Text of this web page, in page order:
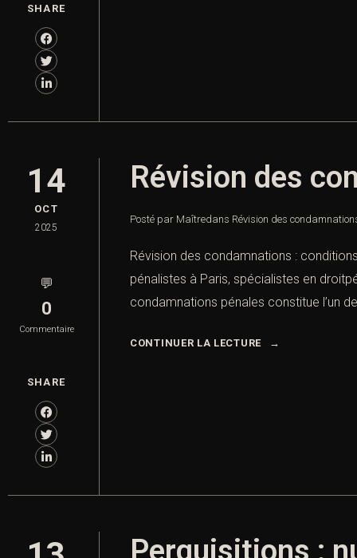
SHARE
14
OCT
2025
💬
0
Commentaire
SHARE
Révision des
Posté par Maîtredans Révision des
Révision des condamnations :
pénalistes à Paris, spécialistes en
condamnations pénales constitue l’un
CONTINUER LA LECTURE